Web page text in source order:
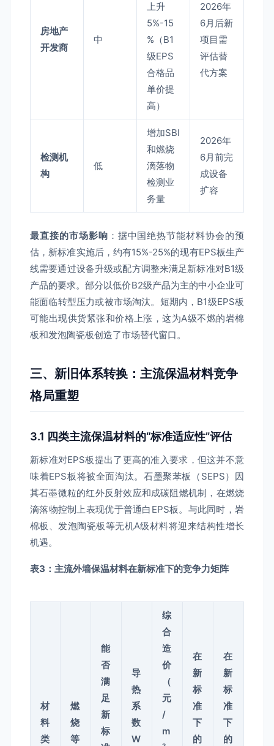
房地产
开发商
中
上升
5%-15
%（B1
级EPS
合格品
单价提
高）
2026年
6月后新
项目需
评估替
代方案
检测机
构
低
增加SBI
和燃烧
滴落物
检测业
务量
2026年
6月前完
成设备
扩容
最直接的市场影响 ：据中国绝热节能材料协会的预
估，新标准实施后，约有15%-25%的现有EPS板生产
线需要通过设备升级或配方调整来满足新标准对B1级
产品的要求。部分以低价B2级产品为主的中小企业可
能面临转型压力或被市场淘汰。短期内，B1级EPS板
可能出现供货紧张和价格上涨，这为A级不燃的岩棉
板和发泡陶瓷板创造了市场替代窗口。
三、新旧体系转换：主流保温材料竞争
格局重塑
3.1 四类主流保温材料的“标准适应性”评估
新标准对EPS板提出了更高的准入要求，但这并不意
味着EPS板将被全面淘汰。石墨聚苯板（SEPS）因
其石墨微粒的红外反射效应和成碳阻燃机制，在燃烧
滴落物控制上表现优于普通白EPS板。与此同时，岩
棉板、发泡陶瓷板等无机A级材料将迎来结构性增长
机遇。
表3：主流外墙保温材料在新标准下的竞争力矩阵
材
料
类
燃
烧
等
能
否
满
足
新
标
导
热
系
数
W
综
合
造
价
（
元
/
m
在
新
标
准
下
的
在
新
标
准
下
的